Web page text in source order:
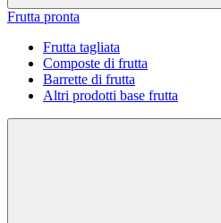
Frutta pronta
Frutta tagliata
Composte di frutta
Barrette di frutta
Altri prodotti base frutta